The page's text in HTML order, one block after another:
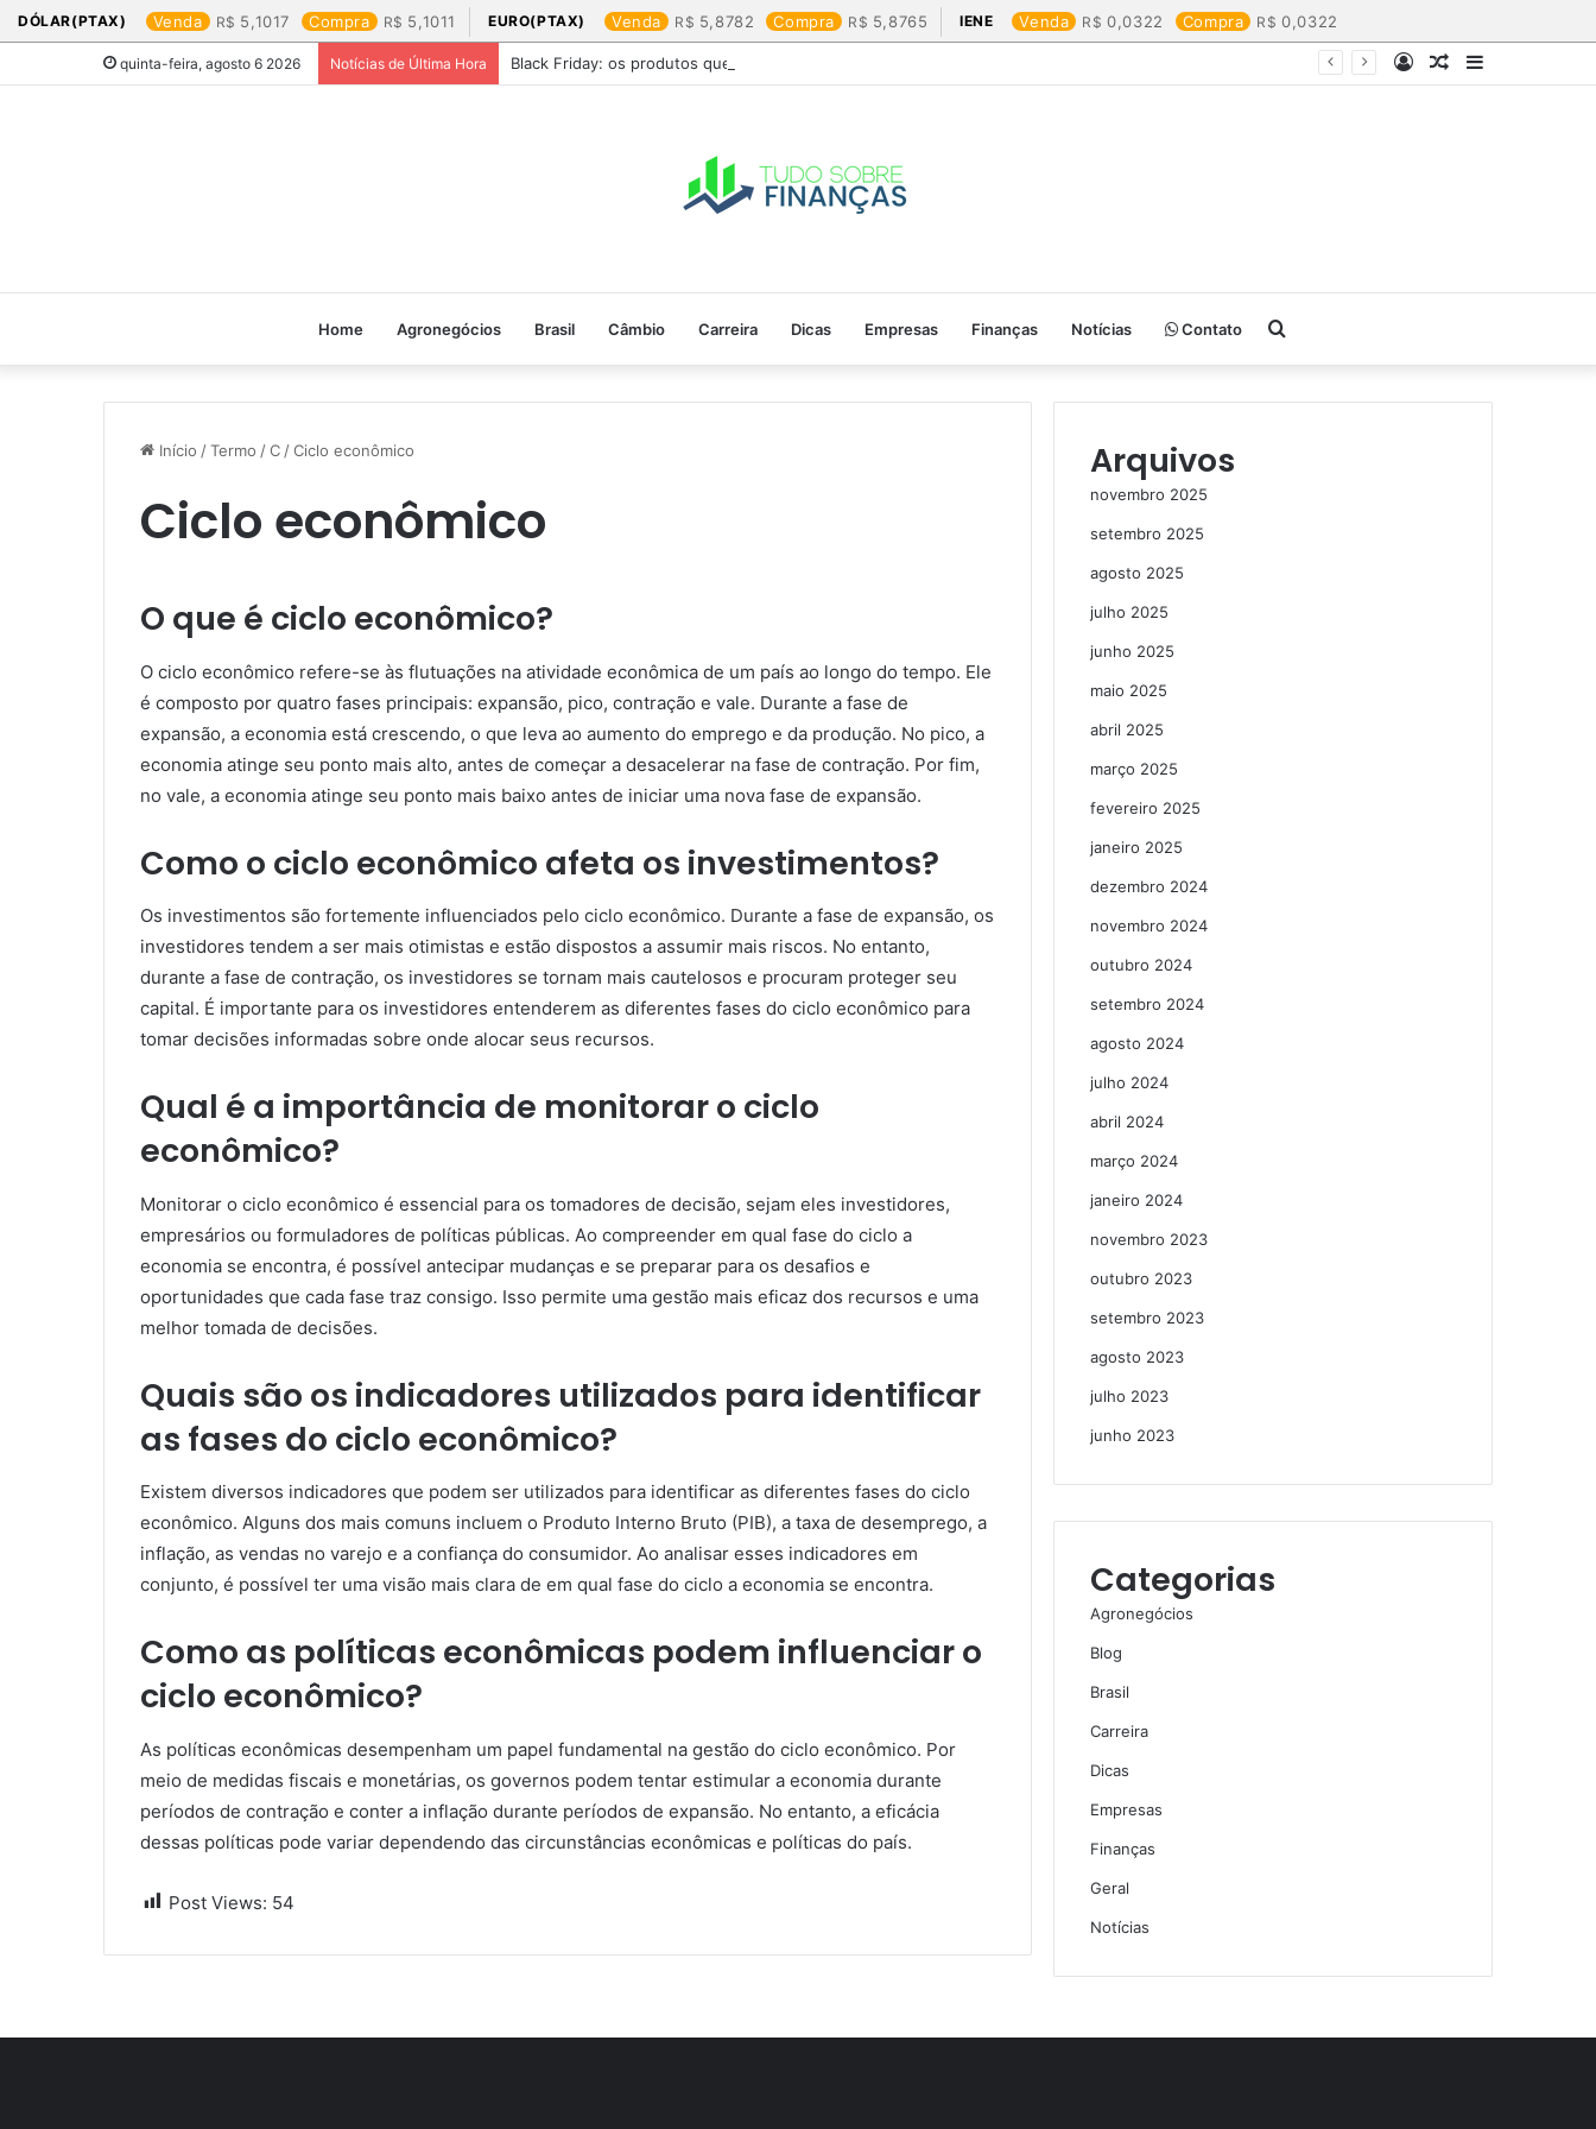
DÓLAR(PTAX) Venda 5,1017 Compra 5,1011 EURO(PTAX) Venda 5,8782 Compra 5,8765 IENE Venda 0,0322 Compra 0,0322
quinta-feira, agosto 6 2026 Notícias de Última Hora Black Friday: os produtos que mais valem a pena
Barra
Artigo
Entrar
Home Agronegócios Brasil Câmbio Carreira Dicas Empresas Finanças Notícias Contato Procurar
por
Início /Termo /C /Ciclo econômico
Ciclo econômico
O que é ciclo econômico?
O ciclo econômico refere-se às flutuações na atividade econômica de um país ao longo do tempo. Ele
é composto por quatro fases principais: expansão, pico, contração e vale. Durante a fase de
expansão, a economia está crescendo, o que leva ao aumento do emprego e da produção. No pico, a
economia atinge seu ponto mais alto, antes de começar a desacelerar na fase de contração. Por fim,
no vale, a economia atinge seu ponto mais baixo antes de iniciar uma nova fase de expansão.
Como o ciclo econômico afeta os investimentos?
Os investimentos são fortemente influenciados pelo ciclo econômico. Durante a fase de expansão, os
investidores tendem a ser mais otimistas e estão dispostos a assumir mais riscos. No entanto,
durante a fase de contração, os investidores se tornam mais cautelosos e procuram proteger seu
capital. É importante para os investidores entenderem as diferentes fases do ciclo econômico para
tomar decisões informadas sobre onde alocar seus recursos.
Qual é a importância de monitorar o ciclo
econômico?
Monitorar o ciclo econômico é essencial para os tomadores de decisão, sejam eles investidores,
empresários ou formuladores de políticas públicas. Ao compreender em qual fase do ciclo a
economia se encontra, é possível antecipar mudanças e se preparar para os desafios e
oportunidades que cada fase traz consigo. Isso permite uma gestão mais eficaz dos recursos e uma
melhor tomada de decisões.
Quais são os indicadores utilizados para identificar
as fases do ciclo econômico?
Existem diversos indicadores que podem ser utilizados para identificar as diferentes fases do ciclo
econômico. Alguns dos mais comuns incluem o Produto Interno Bruto (PIB), a taxa de desemprego, a
inflação, as vendas no varejo e a confiança do consumidor. Ao analisar esses indicadores em
conjunto, é possível ter uma visão mais clara de em qual fase do ciclo a economia se encontra.
Como as políticas econômicas podem influenciar o
ciclo econômico?
As políticas econômicas desempenham um papel fundamental na gestão do ciclo econômico. Por
meio de medidas fiscais e monetárias, os governos podem tentar estimular a economia durante
períodos de contração e conter a inflação durante períodos de expansão. No entanto, a eficácia
dessas políticas pode variar dependendo das circunstâncias econômicas e políticas do país.
Post Views: 54
Arquivos
novembro 2025
setembro 2025
agosto 2025
julho 2025
junho 2025
maio 2025
abril 2025
março 2025
fevereiro 2025
janeiro 2025
dezembro 2024
novembro 2024
outubro 2024
setembro 2024
agosto 2024
julho 2024
abril 2024
março 2024
janeiro 2024
novembro 2023
outubro 2023
setembro 2023
agosto 2023
julho 2023
junho 2023
Categorias
Agronegócios
Blog
Brasil
Carreira
Dicas
Empresas
Finanças
Geral
Notícias